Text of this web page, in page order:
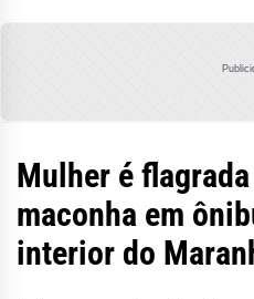
Mulher é
maconha em
interior do